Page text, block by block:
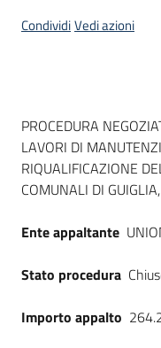
Seguici
su
CondividiVedi azioni
Dati del bando
PROCEDURA
LAVORI DI
RIQUALIFICAZIONE
COMUNALI DI
Ente appaltante
Stato procedura
Importo appalto